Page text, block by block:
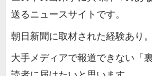
送るニュースサイトです。
朝日新聞に取材された経験あり。
大手メディアで報道できない「